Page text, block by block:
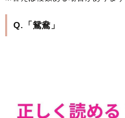
Q.「鴛鴦」